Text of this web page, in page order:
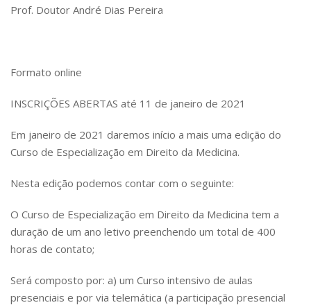
Prof. Doutor André Dias Pereira
Formato online
INSCRIÇÕES ABERTAS até 11 de janeiro de 2021
Em janeiro de 2021 daremos início a mais uma edição do
Curso de Especialização em Direito da Medicina.
Nesta edição podemos contar com o seguinte:
O Curso de Especialização em Direito da Medicina tem a
duração de um ano letivo preenchendo um total de 400
horas de contato;
Será composto por: a) um Curso intensivo de aulas
presenciais e por via telemática (a participação presencial